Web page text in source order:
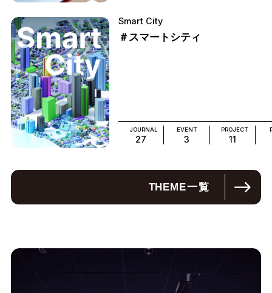
Smart City
＃スマートシティ
JOURNAL
27
EVENT
3
PROJECT
11
THEME一覧